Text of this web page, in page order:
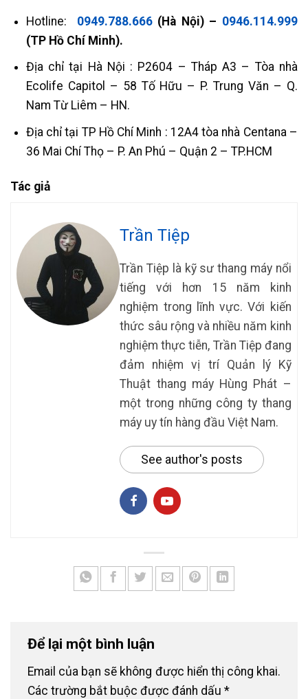
Hotline: 0949.788.666(Hà Nội) – 0946.114.999
(TP Hồ Chí Minh).
Địa chỉ tại Hà Nội : P2604 – Tháp A3 – Tòa nhà
Ecolife Capitol – 58 Tố Hữu – P. Trung Văn – Q.
Nam Từ Liêm – HN.
Địa chỉ tại TP Hồ Chí Minh : 12A4 tòa nhà Centana –
36 Mai Chí Thọ – P. An Phú – Quận 2 – TP.HCM
Tác giả
Trần Tiệp
Trần Tiệp là kỹ sư thang máy nổi
tiếng với hơn 15 năm kinh
nghiệm trong lĩnh vực. Với kiến
thức sâu rộng và nhiều năm kinh
nghiệm thực tiễn, Trần Tiệp đang
đảm nhiệm vị trí Quản lý Kỹ
Thuật thang máy Hùng Phát –
một trong những công ty thang
máy uy tín hàng đầu Việt Nam.
See author's posts
Để lại một bình luận
Email của bạn sẽ không được hiển thị công khai.
Các trường bắt buộc được đánh dấu *